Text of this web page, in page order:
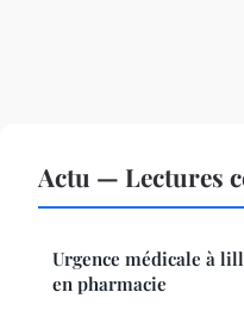
Actu — Lectures
Urgence médicale à
en pharmacie